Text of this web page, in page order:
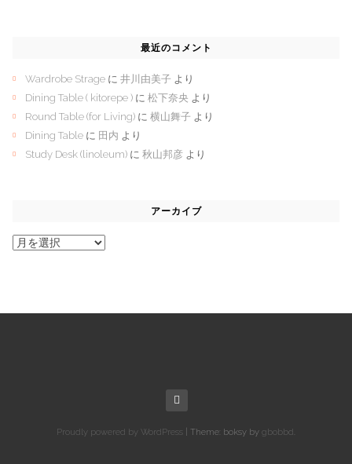
最近のコメント
Wardrobe Strage に 井川由美子 より
Dining Table ( kitorepe ) に 松下奈央 より
Round Table (for Living) に 横山舞子 より
Dining Table に 田内 より
Study Desk (linoleum) に 秋山邦彦 より
アーカイブ
ア
Proudly powered by WordPress Theme: boksy by gbobbd